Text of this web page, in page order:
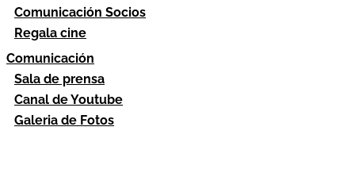
Comunicación Socios
Regala cine
Comunicación
Sala de prensa
Canal de Youtube
Galeria de Fotos